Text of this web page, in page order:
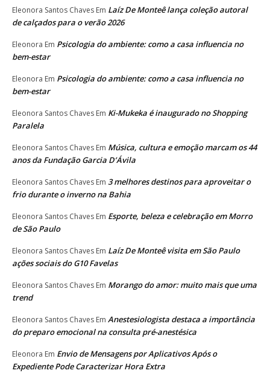
Eleonora Santos Chaves Em Laíz De Monteê lança coleção autoral
de calçados para o verão 2026
Eleonora Em Psicologia do ambiente: como a casa influencia no
bem-estar
Eleonora Em Psicologia do ambiente: como a casa influencia no
bem-estar
Eleonora Santos Chaves Em Ki-Mukeka é inaugurado no Shopping
Paralela
Eleonora Santos Chaves Em Música, cultura e emoção marcam os 44
anos da Fundação Garcia D’Ávila
Eleonora Santos Chaves Em 3 melhores destinos para aproveitar o
frio durante o inverno na Bahia
Eleonora Santos Chaves Em Esporte, beleza e celebração em Morro
de São Paulo
Eleonora Santos Chaves Em Laíz De Monteê visita em São Paulo
ações sociais do G10 Favelas
Eleonora Santos Chaves Em Morango do amor: muito mais que uma
trend
Eleonora Santos Chaves Em Anestesiologista destaca a importância
do preparo emocional na consulta pré-anestésica
Eleonora Em Envio de Mensagens por Aplicativos Após o
Expediente Pode Caracterizar Hora Extra